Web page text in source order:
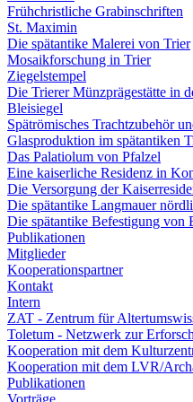
Frühchristliche Grabinschriften
St. Maximin
Die spätantike Malerei von Trier
Mosaikforschung in Trier
Ziegelstempel
Die Trierer Münzprägestätte in
Bleisiegel
Spätrömisches Trachtzubehör
Glasproduktion im spätantiken
Das Palatiolum von Pfalzel
Eine kaiserliche Residenz in
Die Versorgung der
Die spätantike Langmauer
Die spätantike Befestigung von
Publikationen
Mitglieder
Kooperationspartner
Kontakt
Intern
ZAT - Zentrum für
Toletum - Netzwerk zur
Kooperation mit dem
Kooperation mit dem LVR/
Publikationen
Vorträge